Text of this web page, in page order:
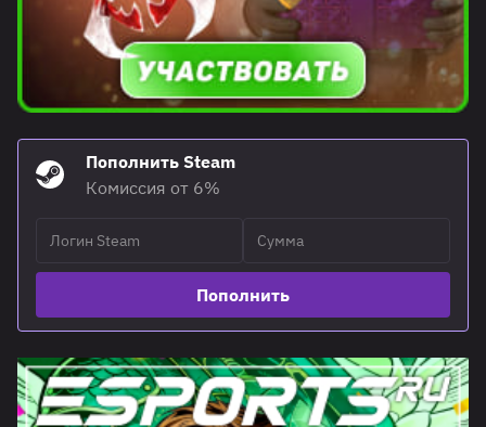
Пополнить Steam
Комиссия от 6%
Пополнить